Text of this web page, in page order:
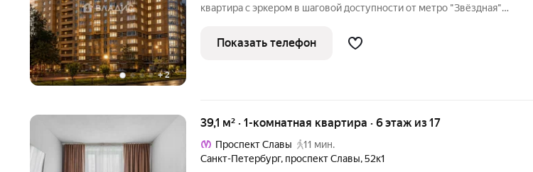
+2
квартира с эркером в шаговой доступности от метро "Звёздная"
Квартира для комфортной жизни с реальными 57 м, просторной
Показать телефон
39,1 м² · 1-комнатная квартира · 6 этаж из 17
Проспект Славы
11 мин.
Санкт-Петербург, проспект Славы,52к1